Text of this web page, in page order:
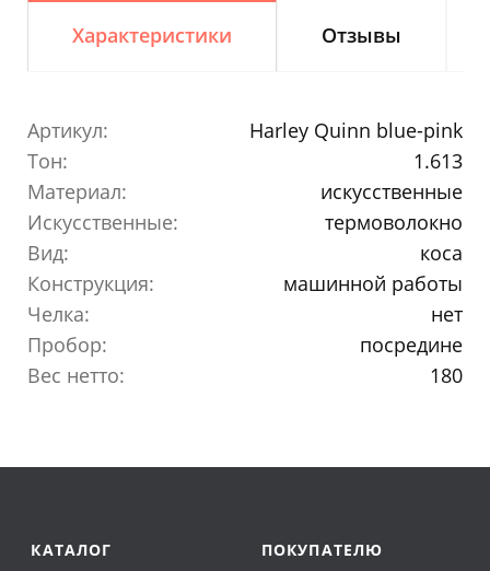
Характеристики Отзывы
Артикул:
Harley Quinn blue-pink
Тон:
1.613
Материал:
искусственные
Искусственные:
термоволокно
Вид:
коса
Конструкция:
машинной работы
Челка:
нет
Пробор:
посредине
Вес нетто:
180
КАТАЛОГ
ПОКУПАТЕЛЮ